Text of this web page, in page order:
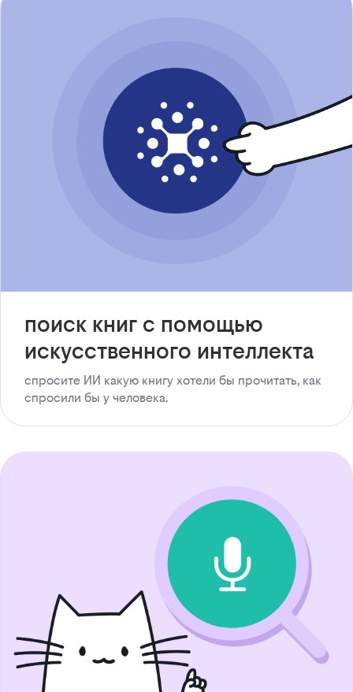
поиск книг с помощью
искусственного интеллекта
спросите ИИ какую книгу хотели бы прочитать, как
спросили бы у человека.